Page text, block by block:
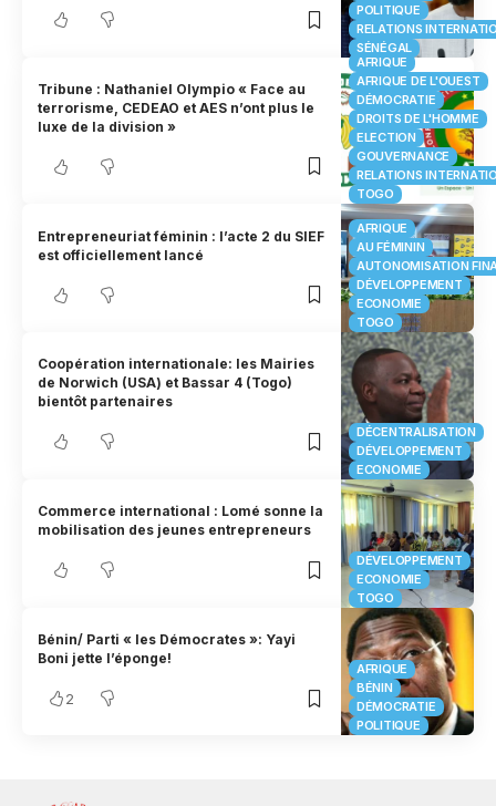
POLITIQUE
RELATIONS
SÉNÉGAL
AFRIQUE
AFRIQUE DE L'OUEST
DÉMOCRATIE
DROITS DE L'HOMME
ELECTION
GOUVERNANCE
RELATIONS
TOGO
Tribune : Nathaniel Olympio « Face au
terrorisme, CEDEAO et AES n’ont plus le
luxe de la division »
AFRIQUE
AU FÉMININ
AUTONOMISATION
DÉVELOPPEMENT
ECONOMIE
TOGO
Entrepreneuriat féminin : l’acte 2 du SIEF
est officiellement lancé
DÉCENTRALISATION
DÉVELOPPEMENT
ECONOMIE
Coopération internationale: les Mairies
de Norwich (USA) et Bassar 4 (Togo)
bientôt partenaires
DÉVELOPPEMENT
ECONOMIE
TOGO
Commerce international : Lomé sonne la
mobilisation des jeunes entrepreneurs
AFRIQUE
BÉNIN
DÉMOCRATIE
POLITIQUE
Bénin/ Parti « les Démocrates »: Yayi
Boni jette l’éponge!
2